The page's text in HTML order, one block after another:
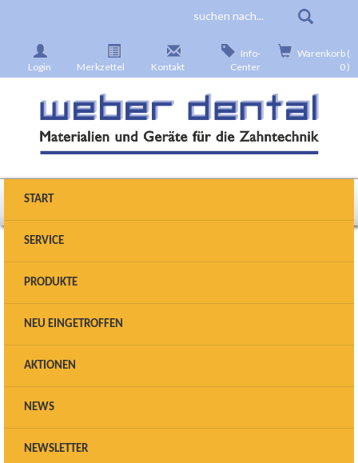
Login Merkzettel Kontakt
Info-
Center
Warenkorb (
0 )
START
SERVICE
PRODUKTE
NEU EINGETROFFEN
AKTIONEN
NEWS
NEWSLETTER
Sie sind hier:Startseite>Geräte>Absaugtechnik>
Absaugmaul Klemmversion
für Arbeitsplatte
abnehmbarer Schutzscheibe, Schlauchanschluss links /